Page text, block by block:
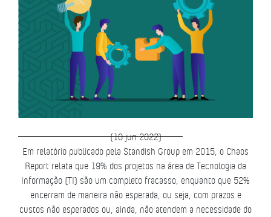
(10 jun 2022)
Em relatório publicado pela Standish Group em 2015, o Chaos
Report relata que 19% dos projetos na área de Tecnologia da
Informação (TI) são um completo fracasso, enquanto que 52%
encerram de maneira não esperada, ou seja, com prazos e
custos não esperados ou, ainda, não atendem a necessidade do